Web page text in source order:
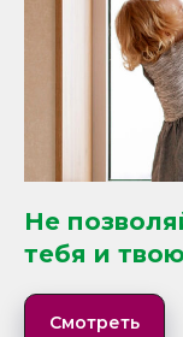
Не
тебя и
Смотреть